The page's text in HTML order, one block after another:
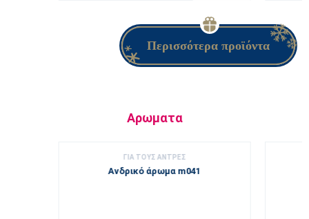
Περισσότερα προϊόντα
Αρωματα
ΓΙΑ ΤΟΥΣ ΑΝΤΡΕΣ
Ανδρικό άρωμα m041